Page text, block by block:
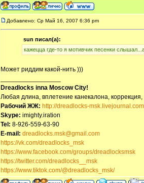
Добавлено: Ср Май 16, 2007 6:36 pm
sun писал(а):
кажецца где-то я мотивчик песенки
Может риддим какой-нить )))
Dreadlocks inna Moscow Сity!
Любая длина, вплетение канекалона,
Рабочий ЖЖ: http://dreadlocks-
Skype: imighty.iration
Tel: 8-926-559-63-90
E-mail: dreadlocks.msk@gmail.com
https://vk.com/dreadlocks_msk
https://www.facebook.com/groups/dreadlocksmsk
https://twitter.com/dreadlocks__msk
https://www.tiktok.com/@dreadlocks_msk/